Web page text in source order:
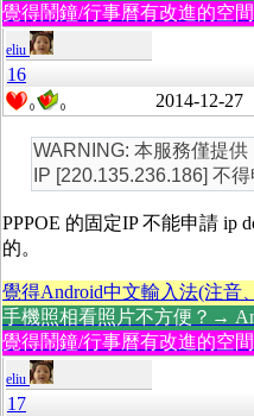
覺得鬧鐘/行事曆有改進的空
eliu
16
0 0 2014-12-27
WARNING: 本服務僅提供
IP [220.135.236.186] 不
PPPOE 的固定IP 不能申請 ip
的。
覺得Android中文輸入法(注音
手機照相看照片不方便？→
覺得鬧鐘/行事曆有改進的空
eliu
17